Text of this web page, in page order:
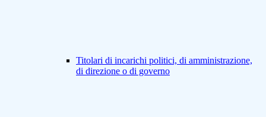
Titolari di incarichi politici, di amministrazione,
di direzione o di governo